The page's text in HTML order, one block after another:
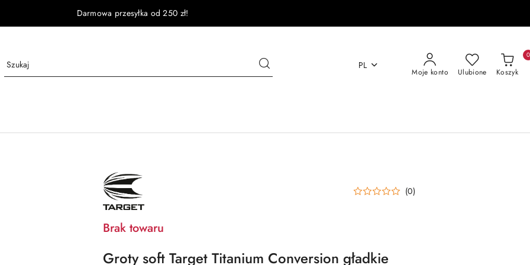
Darmowa przesyłka od 250 zł!
PL
Moje konto Ulubione Koszyk
0
NAZWA
PRODUCENTA:
TARGET (0)
Brak towaru
Groty soft Target Titanium Conversion gładkie